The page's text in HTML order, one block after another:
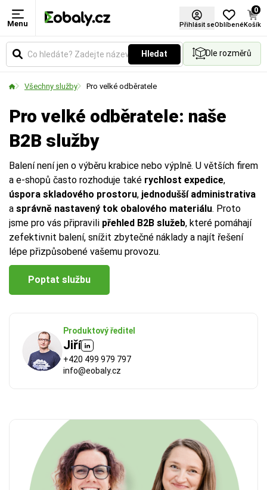
Menu Přihlásit seOblíbené
0
Košík
Hledat Dle rozměrů
Všechny služby Pro velké odběratele
Pro velké odběratele: naše
B2B služby
Balení není jen o výběru krabice nebo výplně. U větších firem
a e-shopů často rozhoduje také rychlost expedice,
úspora skladového prostoru, jednodušší administrativa
a správně nastavený tok obalového materiálu. Proto
jsme pro vás připravili přehled B2B služeb, které pomáhají
zefektivnit balení, snížit zbytečné náklady a najít řešení
lépe přizpůsobené vašemu provozu.
Poptat službu
Produktový ředitel
Jiří
+420 499 979 797
info@eobaly.cz